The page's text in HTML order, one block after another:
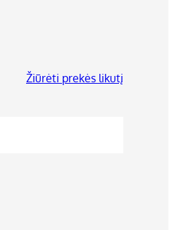
Žiūrėti prekės likutį